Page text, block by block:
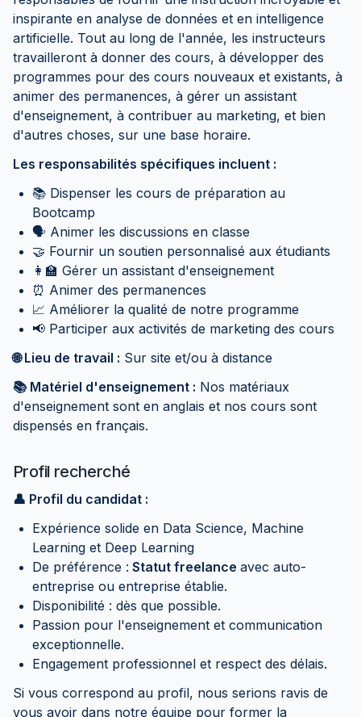
inspirante en analyse de données et en intelligence
artificielle. Tout au long de l'année, les instructeurs
travailleront à donner des cours, à développer des
programmes pour des cours nouveaux et existants, à
animer des permanences, à gérer un assistant
d'enseignement, à contribuer au marketing, et bien
d'autres choses, sur une base horaire.
Les responsabilités spécifiques incluent :
📚 Dispenser les cours de préparation au
Bootcamp
🗣️ Animer les discussions en classe
🤝 Fournir un soutien personnalisé aux étudiants
👩🏫 Gérer un assistant d'enseignement
⏰ Animer des permanences
📈 Améliorer la qualité de notre programme
📢 Participer aux activités de marketing des cours
🌐 Lieu de travail : Sur site et/ou à distance
📚 Matériel d'enseignement : Nos matériaux
d'enseignement sont en anglais et nos cours sont
dispensés en français.
Profil recherché
👤 Profil du candidat :
Expérience solide en Data Science, Machine
Learning et Deep Learning
De préférence : Statut freelance avec auto-
entreprise ou entreprise établie.
Disponibilité : dès que possible.
Passion pour l'enseignement et communication
exceptionnelle.
Engagement professionnel et respect des délais.
Si vous correspond au profil, nous serions ravis de
vous avoir dans notre équipe pour former la